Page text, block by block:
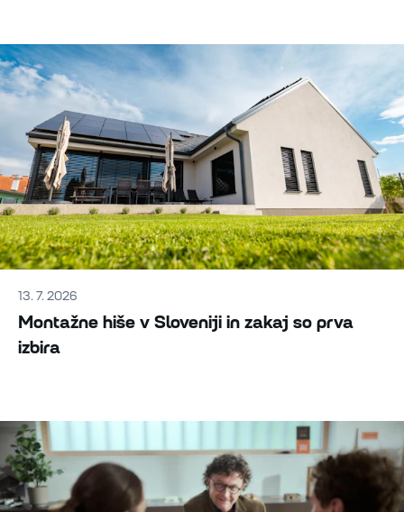
13. 7. 2026
Montažne hiše v Sloveniji in zakaj so prva
izbira